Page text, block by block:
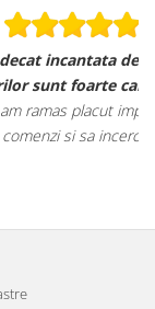
materialele
abia astept
alte produse.